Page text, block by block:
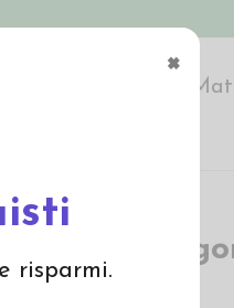
×
risparmi.
mohair in